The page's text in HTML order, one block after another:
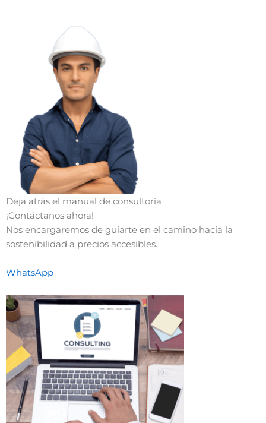
Deja atrás el manual de consultoría
¡Contáctanos ahora!
Nos encargaremos de guiarte en el camino hacia la
sostenibilidad a precios accesibles.
WhatsApp